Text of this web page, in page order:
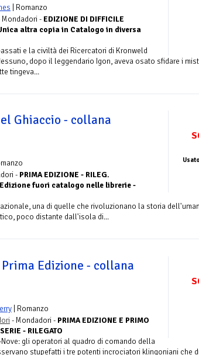
| Romanzo
Mondadori - EDIZIONE DI DIFFICILE
altra copia in Catalogo in diversa
e la civiltà dei Ricercatori di Kronweld
dopo il leggendario Igon, aveva osato sfidare i
tingeva...
Usato
Ghiaccio - collana
- PRIMA EDIZIONE - RILEG.
Edizione fuori catalogo nelle librerie -
una di quelle che rivoluzionano la storia
poco distante dall'isola di...
Edizione - collana
| Romanzo
- Mondadori - PRIMA EDIZIONE E PRIMO
- RILEGATO
gli operatori al quadro di comando della
stupefatti i tre potenti incrociatori klingoniani che